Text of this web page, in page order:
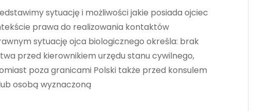
sytuację i możliwości jakie posiada ojciec
prawa do realizowania kontaktów
sytuację ojca biologicznego określa: brak
przed kierownikiem urzędu stanu cywilnego,
poza granicami Polski także przed konsulem
osobą wyznaczoną